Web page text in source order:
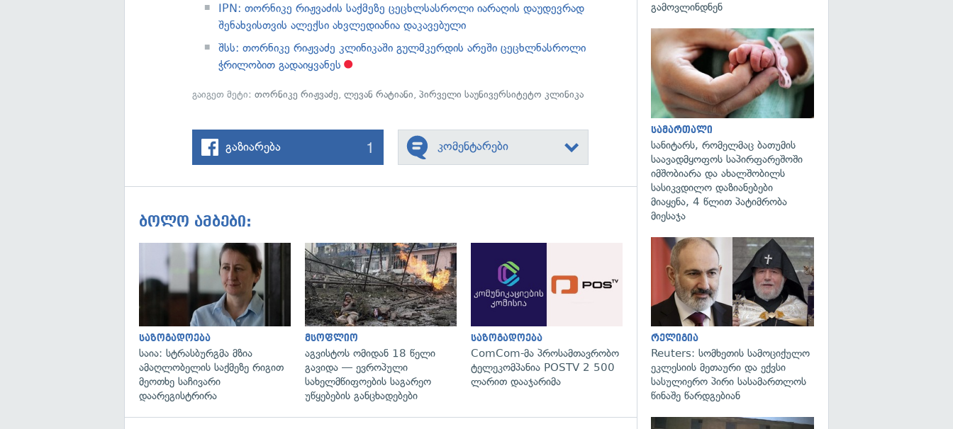
IPN: თორნიკე რიჟვაძის საქმეზე ცეცხლსასროლი იარაღის დაუდევრად
შენახვისთვის ალექსი ახვლედიანია დაკავებული
შსს: თორნიკე რიჟვაძე კლინიკაში გულმკერდის არეში ცეცხლნასროლი
ჭრილობით გადაიყვანეს
გაიგეთ მეტი:თორნიკე რიჟვაძე,ლევან რატიანი,პირველი საუნივერსიტეტო კლინიკა
გაზიარება 1 კომენტარები
ბოლო ამბები:
გადახედვა
საზოგადოება
საია: სტრასბურგმა მზია
ამაღლობელის საქმეზე რიგით
მეოთხე საჩივარი
დაარეგისტრირა
მსოფლიო
აგვისტოს ომიდან 18 წელი
გავიდა — ევროპული
სახელმწიფოების საგარეო
უწყებების განცხადებები
გადახედვა
საზოგადოება
ComCom-მა პროსამთავრობო
ტელეკომპანია POSTV 2 500
ლარით დააჯარიმა
გამოვლინდნენ
სამართალი
სანიტარს, რომელმაც ბათუმის
საავადმყოფოს საპირფარეშოში
იმშობიარა და ახალშობილს
სასიკვდილო დაზიანებები
მიაყენა, 4 წლით პატიმრობა
მიესაჯა
რელიგია
Reuters: სომხეთის სამოციქულო
ეკლესიის მეთაური და ექვსი
სასულიერო პირი სასამართლოს
წინაშე წარდგებიან